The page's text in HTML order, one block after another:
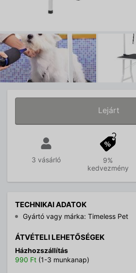
Lejárt
3 vásárló
9%
kedvezmény
TECHNIKAI ADATOK
Gyártó vagy márka: Timeless Pet
ÁTVÉTELI LEHETŐSÉGEK
Házhozszállítás
990 Ft (1-3 munkanap)